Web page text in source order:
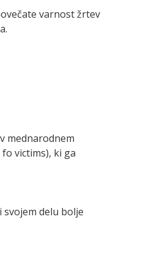
varnost žrtev
mednarodnem
fo victims), ki ga
delu bolje